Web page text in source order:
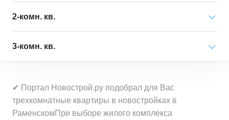
2-комн. кв.
Минимальная цена от 14 243 000 ₽
Средняя цена
за квартиру
от 16 290 000 ₽
3-комн. кв.
за квартиру
Средняя цена от 13 898 000 ₽
✔ Портал Новострой.ру подобрал для Вас
трехкомнатные квартиры в новостройках в
РаменскомПри выборе жилого комплекса